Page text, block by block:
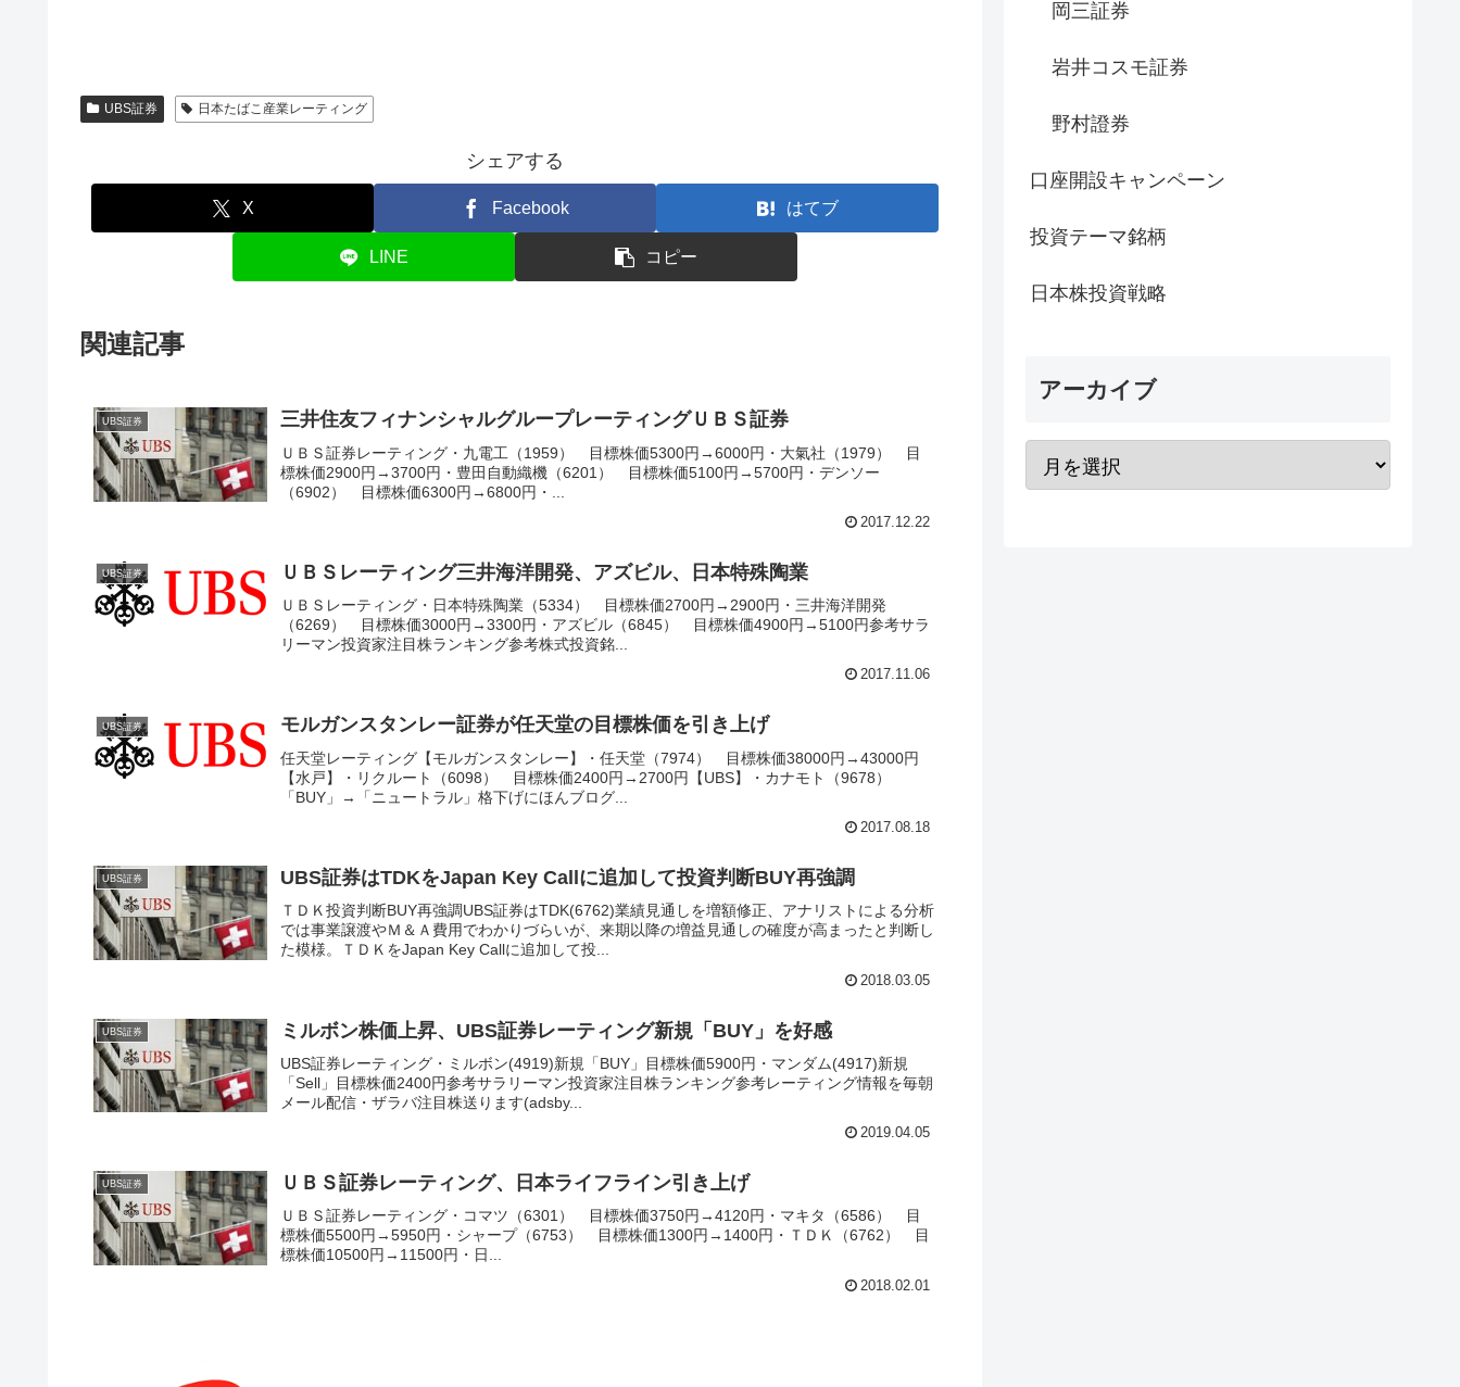
UBS証券 日本たばこ産業レーティング
シェアする
X Facebook はてブ
LINE コピー
関連記事
UBS証券 三井住友フィナンシャルグループレーティングＵＢＳ証券
ＵＢＳ証券レーティング・九電工（1959） 目標株価5300円→6000円・大氣社（1979） 目
標株価2900円→3700円・豊田自動織機（6201） 目標株価5100円→5700円・デンソー
（6902） 目標株価6300円→6800円・...
2017.12.22
UBS証券 ＵＢＳレーティング三井海洋開発、アズビル、日本特殊陶業
ＵＢＳレーティング・日本特殊陶業（5334） 目標株価2700円→2900円・三井海洋開発
（6269） 目標株価3000円→3300円・アズビル（6845） 目標株価4900円→5100円参考サラ
リーマン投資家注目株ランキング参考株式投資銘...
2017.11.06
UBS証券 モルガンスタンレー証券が任天堂の目標株価を引き上げ
任天堂レーティング【モルガンスタンレー】・任天堂（7974） 目標株価38000円→43000円
【水戸】・リクルート（6098） 目標株価2400円→2700円【UBS】・カナモト（9678）
「BUY」→「ニュートラル」格下げにほんブログ...
2017.08.18
UBS証券 UBS証券はTDKをJapan Key Callに追加して投資判断BUY再強調
ＴＤＫ投資判断BUY再強調UBS証券はTDK(6762)業績見通しを増額修正、アナリストによる分析
では事業譲渡やＭ＆Ａ費用でわかりづらいが、来期以降の増益見通しの確度が高まったと判断し
た模様。ＴＤＫをJapan Key Callに追加して投...
2018.03.05
UBS証券 ミルボン株価上昇、UBS証券レーティング新規「BUY」を好感
UBS証券レーティング・ミルボン(4919)新規「BUY」目標株価5900円・マンダム(4917)新規
「Sell」目標株価2400円参考サラリーマン投資家注目株ランキング参考レーティング情報を毎朝
メール配信・ザラバ注目株送ります(adsby...
2019.04.05
UBS証券 ＵＢＳ証券レーティング、日本ライフライン引き上げ
ＵＢＳ証券レーティング・コマツ（6301） 目標株価3750円→4120円・マキタ（6586） 目
標株価5500円→5950円・シャープ（6753） 目標株価1300円→1400円・ＴＤＫ（6762） 目
標株価10500円→11500円・日...
2018.02.01
岡三証券
岩井コスモ証券
野村證券
口座開設キャンペーン
投資テーマ銘柄
日本株投資戦略
アーカイブ